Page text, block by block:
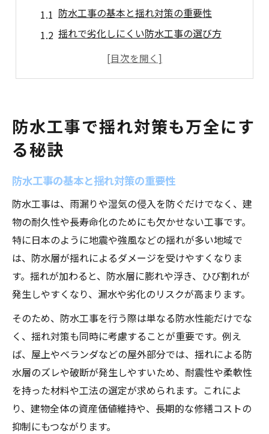
防水工事の基本と揺れ対策の重要性
揺れで劣化しにくい防水工事の選び方
防水工事で資産価値を守るポイント
揺れによる膨れ防止に防水工事が有効な理由
揺れと膨れの関係を防水工事で断つ
防水工事が膨れを防ぐメカニズム解説
揺れによる防水層の膨れ原因と対策法
防水工事で膨れリスクを最小限に抑える
膨れ防止に必要な防水工事のチェック項目
シート防水の膨れ補修と耐震性の両立法
シート防水の膨れ補修と防水工事の関係
耐震性向上に役立つ防水工事の工夫
膨れ補修と揺れ対策を同時に叶える方法
防水工事で耐震性を強化する施工ポイント
シート防水の膨れトラブルと補修の注意点
ウレタン防水で揺れと劣化を防ぐ施工術
ウレタン防水と揺れ対策の効果を解説
防水工事で劣化を防ぐウレタンの活用法
ウレタン防水の失敗例と適切な対策策
防水工事で揺れ対策も万全にす
る秘訣
防水工事の基本と揺れ対策の重要性
防水工事は、雨漏りや湿気の侵入を防ぐだけでなく、建
物の耐久性や長寿命化のためにも欠かせない工事です。
特に日本のように地震や強風などの揺れが多い地域で
は、防水層が揺れによるダメージを受けやすくなりま
す。揺れが加わると、防水層に膨れや浮き、ひび割れが
発生しやすくなり、漏水や劣化のリスクが高まります。
そのため、防水工事を行う際は単なる防水性能だけでな
く、揺れ対策も同時に考慮することが重要です。例え
ば、屋上やベランダなどの屋外部分では、揺れによる防
水層のズレや破断が発生しやすいため、耐震性や柔軟性
を持った材料や工法の選定が求められます。これによ
り、建物全体の資産価値維持や、長期的な修繕コストの
抑制にもつながります。